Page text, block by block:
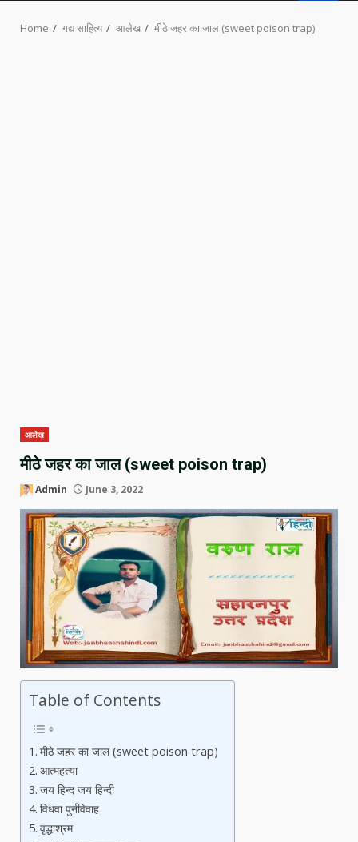
Home गद्य साहित्य आलेख मीठे जहर का जाल (sweet poison trap)
आलेख
मीठे जहर का जाल (sweet poison trap)
Admin June 3, 2022
Table of Contents
मीठे जहर का जाल (sweet poison trap)
आत्महत्या
जय हिन्द जय हिन्दी
विधवा पुर्नविवाह
वृद्धाश्रम